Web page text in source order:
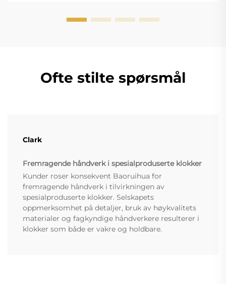
Ofte stilte spørsmål
Clark
Fremragende håndverk i spesialproduserte klokker
Kunder roser konsekvent Baoruihua for
fremragende håndverk i tilvirkningen av
spesialproduserte klokker. Selskapets
oppmerksomhet på detaljer, bruk av høykvalitets
materialer og fagkyndige håndverkere resulterer i
klokker som både er vakre og holdbare.